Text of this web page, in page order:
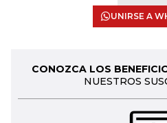
UNIRSE A
CONOZCA LOS
NUESTROS